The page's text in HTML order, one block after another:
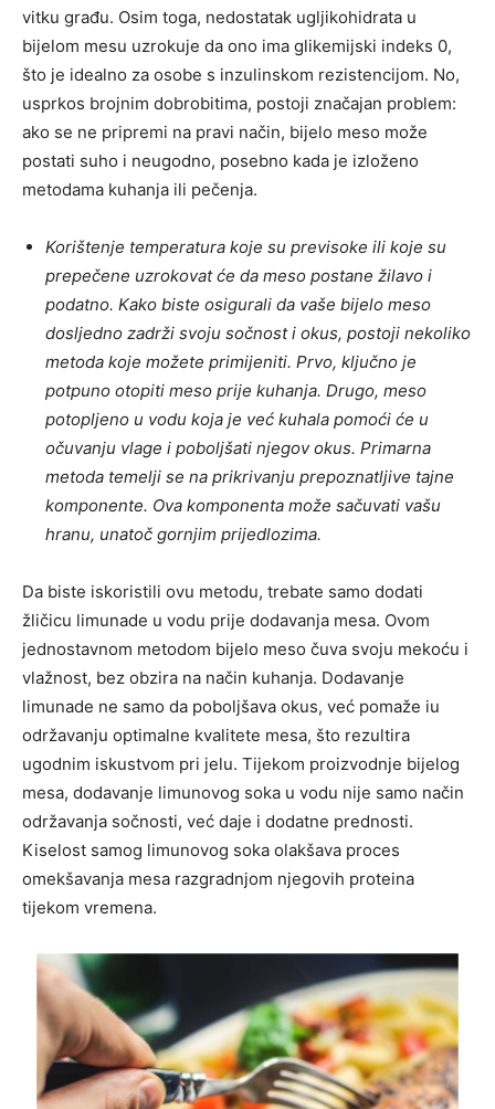
vitku građu. Osim toga, nedostatak ugljikohidrata u
bijelom mesu uzrokuje da ono ima glikemijski indeks 0,
što je idealno za osobe s inzulinskom rezistencijom. No,
usprkos brojnim dobrobitima, postoji značajan problem:
ako se ne pripremi na pravi način, bijelo meso može
postati suho i neugodno, posebno kada je izloženo
metodama kuhanja ili pečenja.
Korištenje temperatura koje su previsoke ili koje su
prepečene uzrokovat će da meso postane žilavo i
podatno. Kako biste osigurali da vaše bijelo meso
dosljedno zadrži svoju sočnost i okus, postoji nekoliko
metoda koje možete primijeniti. Prvo, ključno je
potpuno otopiti meso prije kuhanja. Drugo, meso
potopljeno u vodu koja je već kuhala pomoći će u
očuvanju vlage i poboljšati njegov okus. Primarna
metoda temelji se na prikrivanju prepoznatljive tajne
komponente. Ova komponenta može sačuvati vašu
hranu, unatoč gornjim prijedlozima.
Da biste iskoristili ovu metodu, trebate samo dodati
žličicu limunade u vodu prije dodavanja mesa. Ovom
jednostavnom metodom bijelo meso čuva svoju mekoću i
vlažnost, bez obzira na način kuhanja. Dodavanje
limunade ne samo da poboljšava okus, već pomaže iu
održavanju optimalne kvalitete mesa, što rezultira
ugodnim iskustvom pri jelu. Tijekom proizvodnje bijelog
mesa, dodavanje limunovog soka u vodu nije samo način
održavanja sočnosti, već daje i dodatne prednosti.
Kiselost samog limunovog soka olakšava proces
omekšavanja mesa razgradnjom njegovih proteina
tijekom vremena.